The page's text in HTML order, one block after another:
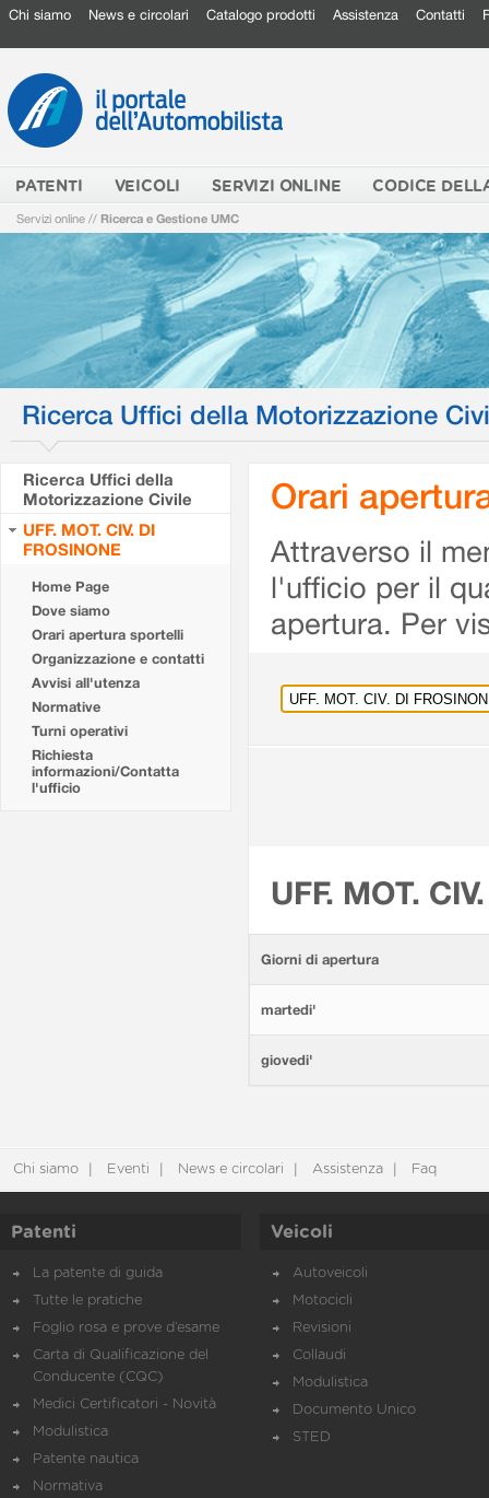
Chi siamo News e circolari Catalogo prodotti Assistenza Contatti
PATENTI VEICOLI SERVIZI ONLINE CODICE
Servizi online // Ricerca e Gestione UMC
Ricerca Uffici della Motorizzazione
Ricerca Uffici della
Motorizzazione Civile
UFF. MOT. CIV. DI
FROSINONE
Home Page
Dove siamo
Orari apertura sportelli
Organizzazione e contatti
Avvisi all'utenza
Normative
Turni operativi
Richiesta
informazioni/Contatta
l'ufficio
Orari
Attraverso il
l'ufficio per il
apertura. Per
UFF. MOT.
Giorni di apertura
martedi'
giovedi'
Chi siamo Eventi News e circolari Assistenza Faq
Patenti
La patente di guida
Tutte le pratiche
Foglio rosa e prove d’esame
Carta di Qualificazione del
Conducente (CQC)
Medici Certificatori - Novità
Modulistica
Patente nautica
Normativa
Veicoli
Autoveicoli
Motocicli
Revisioni
Collaudi
Modulistica
Documento Unico
STED